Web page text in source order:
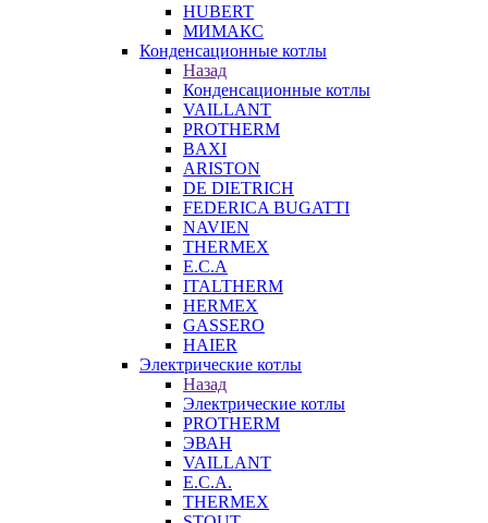
HUBERT
МИМАКС
Конденсационные котлы
Назад
Конденсационные котлы
VAILLANT
PROTHERM
BAXI
ARISTON
DE DIETRICH
FEDERICA BUGATTI
NAVIEN
THERMEX
E.C.A
ITALTHERM
HERMEX
GASSERO
HAIER
Электрические котлы
Назад
Электрические котлы
PROTHERM
ЭВАН
VAILLANT
E.C.A.
THERMEX